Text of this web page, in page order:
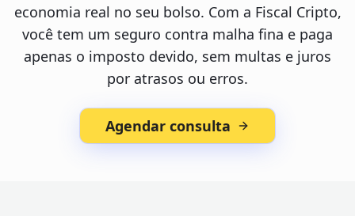
economia real no seu bolso. Com a Fiscal Cripto,
você tem um seguro contra malha fina e paga
apenas o imposto devido, sem multas e juros
por atrasos ou erros.
Agendar consulta